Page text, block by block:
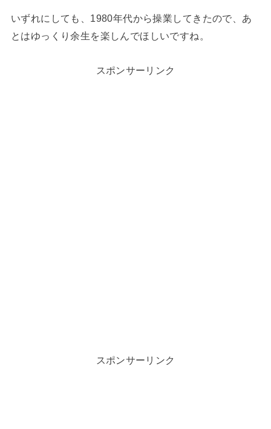
いずれにしても、1980年代から操業してきたので、あ
とはゆっくり余生を楽しんでほしいですね。
スポンサーリンク
スポンサーリンク